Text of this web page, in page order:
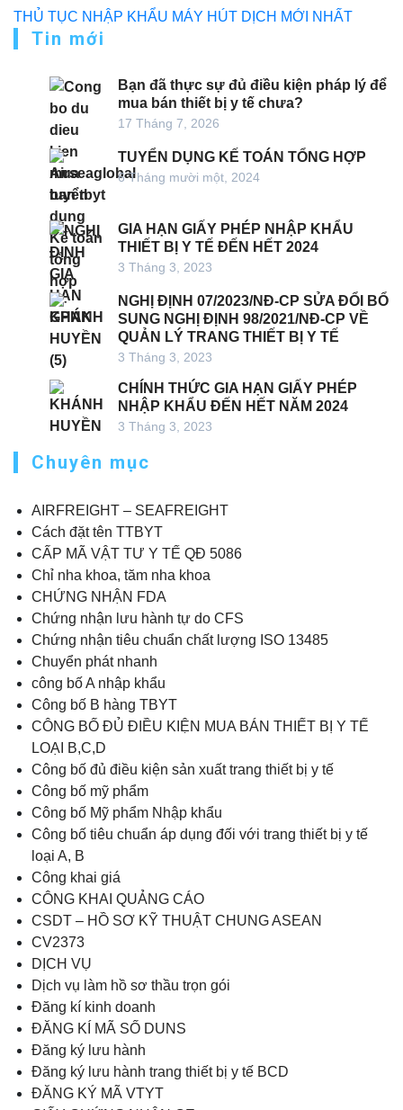
THỦ TỤC NHẬP KHẨU MÁY HÚT DỊCH MỚI NHẤT
Tin mới
Bạn đã thực sự đủ điều kiện pháp lý để
mua bán thiết bị y tế chưa?
17 Tháng 7, 2026
TUYỂN DỤNG KẾ TOÁN TỔNG HỢP
6 Tháng mười một, 2024
GIA HẠN GIẤY PHÉP NHẬP KHẨU
THIẾT BỊ Y TẾ ĐẾN HẾT 2024
3 Tháng 3, 2023
NGHỊ ĐỊNH 07/2023/NĐ-CP SỬA ĐỔI BỔ
SUNG NGHỊ ĐỊNH 98/2021/NĐ-CP VỀ
QUẢN LÝ TRANG THIẾT BỊ Y TẾ
3 Tháng 3, 2023
CHÍNH THỨC GIA HẠN GIẤY PHÉP
NHẬP KHẨU ĐẾN HẾT NĂM 2024
3 Tháng 3, 2023
Chuyên mục
AIRFREIGHT – SEAFREIGHT
Cách đặt tên TTBYT
CẤP MÃ VẬT TƯ Y TẾ QĐ 5086
Chỉ nha khoa, tăm nha khoa
CHỨNG NHẬN FDA
Chứng nhận lưu hành tự do CFS
Chứng nhận tiêu chuẩn chất lượng ISO 13485
Chuyển phát nhanh
công bố A nhập khẩu
Công bố B hàng TBYT
CÔNG BỐ ĐỦ ĐIỀU KIỆN MUA BÁN THIẾT BỊ Y TẾ
LOẠI B,C,D
Công bố đủ điều kiện sản xuất trang thiết bị y tế
Công bố mỹ phẩm
Công bố Mỹ phẩm Nhập khẩu
Công bố tiêu chuẩn áp dụng đối với trang thiết bị y tế
loại A, B
Công khai giá
CÔNG KHAI QUẢNG CÁO
CSDT – HỒ SƠ KỸ THUẬT CHUNG ASEAN
CV2373
DỊCH VỤ
Dịch vụ làm hồ sơ thầu trọn gói
Đăng kí kinh doanh
ĐĂNG KÍ MÃ SỐ DUNS
Đăng ký lưu hành
Đăng ký lưu hành trang thiết bị y tế BCD
ĐĂNG KÝ MÃ VTYT